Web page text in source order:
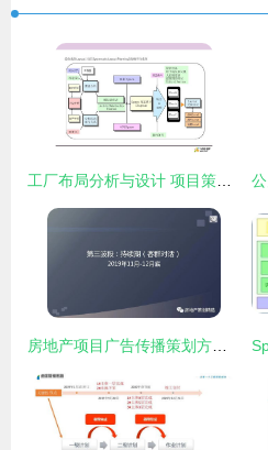
工厂布局分析与设计 项目策划与公众关系的优化之道
房地产项目广告传播策划方案PPT——项目策划与公关服务全景解析